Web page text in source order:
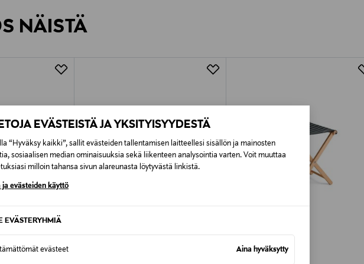
EVÄSTEISTÄ JA YKSITYISYYDESTÄ
“Hyväksy kaikki”, sallit evästeiden tallentamisen laitteellesi sisällön ja mainosten
sosiaalisen median ominaisuuksia sekä liikenteen analysointia varten. Voit muuttaa
milloin tahansa sivun alareunasta löytyvästä linkistä.
ja evästeiden käyttö
EVÄSTERYHMIÄ
evästeet Aina hyväksytty
Alk. 6,90 €, kun toimitus on saatavilla valittuun osoitteeseen.
NÄISTÄ